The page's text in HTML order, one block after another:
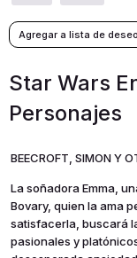
Star Wars
Personajes
BEECROFT, SIMON Y
La soñadora Emma,
Bovary, quien la ama
satisfacerla, buscará
pasionales y